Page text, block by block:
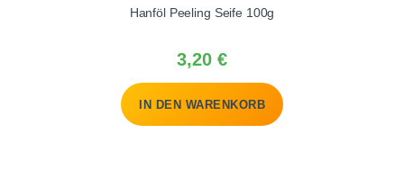
Hanföl Peeling Seife 100g
Preis
3,20 €
IN DEN WARENKORB